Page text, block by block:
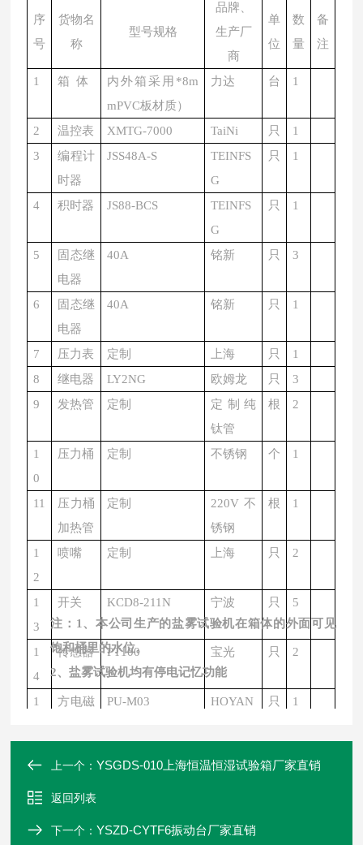
序
号
货物名
称
型号规格
品牌、
生产厂
商
单
位
数
量
备
注
1 箱 体 内外箱采用 *8m
mPVC板材质）
力达 台 1
2 温控表 XMTG-7000 TaiNi 只
1
3
编程计
时器
JSS48A-S
TEINFS
G
只 1
4 积时器 JS88-BCS
TEINFS
G
只 1
5
固态继
电器
40A 铭新 只 3
6
固态继
电器
40A 铭新 只 1
7 压力表 定制 上海 只
1
8
继电器 LY2NG 欧姆龙 只
3
9
发热管 定制
定制纯
钛管
根 2
1
0
压力桶 定制 不锈钢 个 1
11
压力桶
加热管
定制
220V不
锈钢
根 1
1
2
喷嘴 定制 上海 只 2
1
3
开关 KCD8-211N 宁波 只 5
1
4
传感器 PT100 宝光 只 2
1
方电磁
PU-M03 HOYAN 只 1
1
7
前调压
阀
注： 1、本公司生产的盐雾试验机在箱体的外面可见
饱和桶里的水位。
2、盐雾试验机均有停电记忆功能
上一个：YSGDS-010上海恒温恒湿试验箱厂家直销
返回列表
下一个：YSZD-CYTF6振动台厂家直销